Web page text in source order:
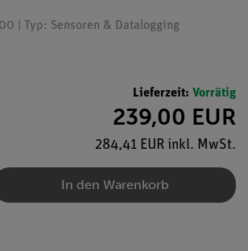
| Typ: Sensoren & Datalogging
Lieferzeit: Vorrätig
239,00 EUR
284,41 EUR inkl. MwSt.
In den Warenkorb